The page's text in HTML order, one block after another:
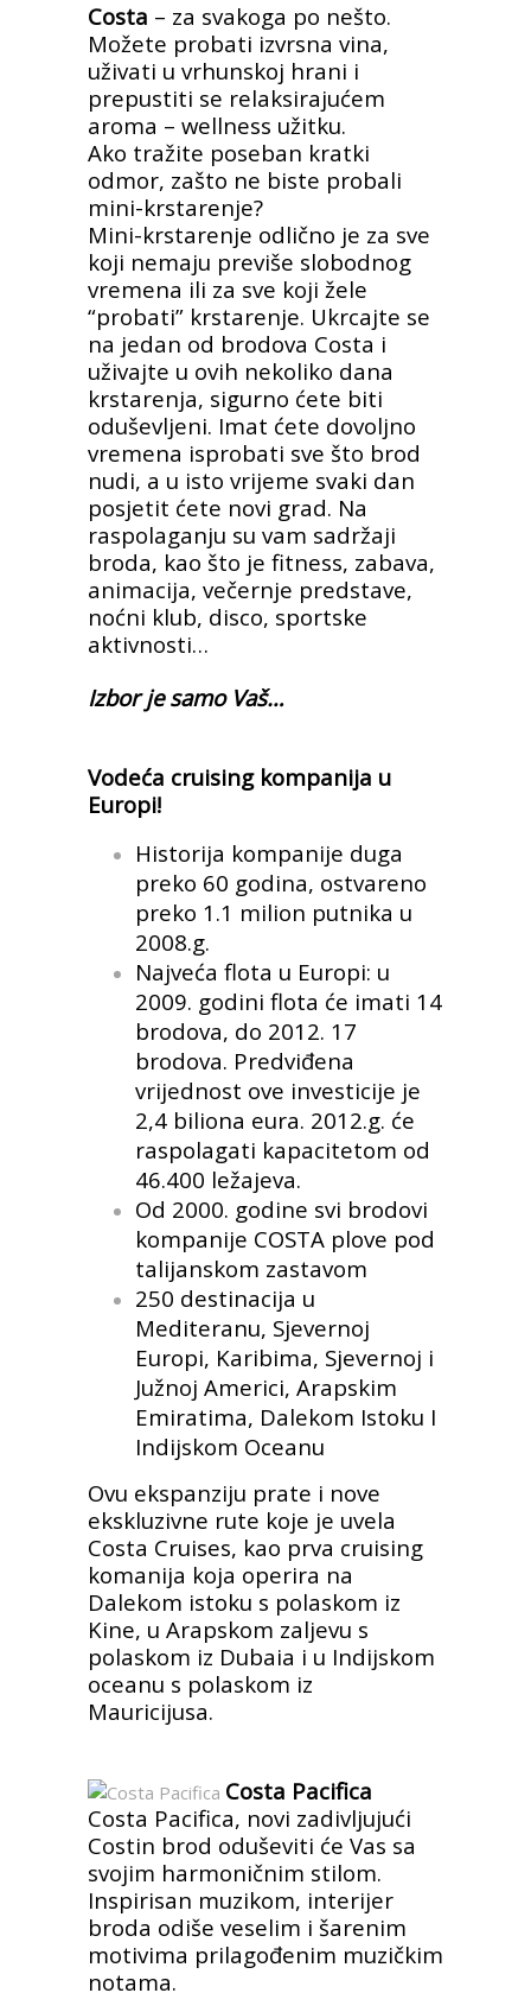
Costa – za svakoga po nešto.
Možete probati izvrsna vina,
uživati u vrhunskoj hrani i
prepustiti se relaksirajućem
aroma – wellness užitku.
Ako tražite poseban kratki
odmor, zašto ne biste probali
mini-krstarenje?
Mini-krstarenje odlično je za sve
koji nemaju previše slobodnog
vremena ili za sve koji žele
“probati” krstarenje. Ukrcajte se
na jedan od brodova Costa i
uživajte u ovih nekoliko dana
krstarenja, sigurno ćete biti
oduševljeni. Imat ćete dovoljno
vremena isprobati sve što brod
nudi, a u isto vrijeme svaki dan
posjetit ćete novi grad. Na
raspolaganju su vam sadržaji
broda, kao što je fitness, zabava,
animacija, večernje predstave,
noćni klub, disco, sportske
aktivnosti…
Izbor je samo Vaš…
Vodeća cruising kompanija u
Europi!
Historija kompanije duga
preko 60 godina, ostvareno
preko 1.1 milion putnika u
2008.g.
Najveća flota u Europi: u
2009. godini flota će imati 14
brodova, do 2012. 17
brodova. Predviđena
vrijednost ove investicije je
2,4 biliona eura. 2012.g. će
raspolagati kapacitetom od
46.400 ležajeva.
Od 2000. godine svi brodovi
kompanije COSTA plove pod
talijanskom zastavom
250 destinacija u
Mediteranu, Sjevernoj
Europi, Karibima, Sjevernoj i
Južnoj Americi, Arapskim
Emiratima, Dalekom Istoku I
Indijskom Oceanu
Ovu ekspanziju prate i nove
ekskluzivne rute koje je uvela
Costa Cruises, kao prva cruising
komanija koja operira na
Dalekom istoku s polaskom iz
Kine, u Arapskom zaljevu s
polaskom iz Dubaia i u Indijskom
oceanu s polaskom iz
Mauricijusa.
Costa Pacifica
Costa Pacifica, novi zadivljujući
Costin brod oduševiti će Vas sa
svojim harmoničnim stilom.
Inspirisan muzikom, interijer
broda odiše veselim i šarenim
motivima prilagođenim muzičkim
notama.